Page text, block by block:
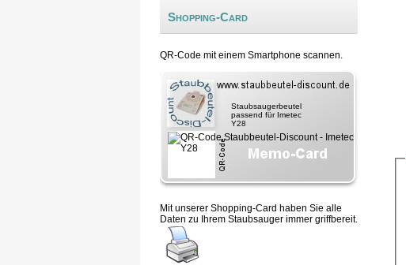
Shopping-Card
QR-Code mit einem Smartphone scannen.
Staubsaugerbeutel
passend für Imetec
Y28
Mit unserer Shopping-Card haben Sie alle
Daten zu Ihrem Staubsauger immer griffbereit.